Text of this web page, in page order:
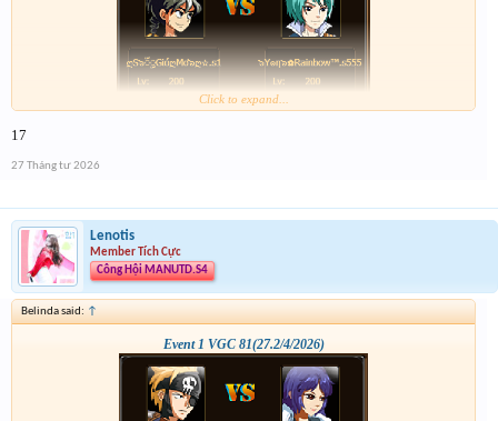
Click to expand...
17
27 Tháng tư 2026
Lenotis
Member Tích Cực
Công Hội MANUTD.S4
Belinda said: ↑
Event 1 VGC 81(27.2/4/2026)